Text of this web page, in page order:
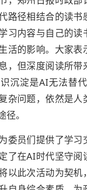
路径相结合的读书
习内容与自己的读
活的影响。大家表
，但深度阅读所带
沉淀是AI无法替
杂问题，依然是人
径。
委员们提供了学习
了在AI时代坚守阅
以此次活动为契机